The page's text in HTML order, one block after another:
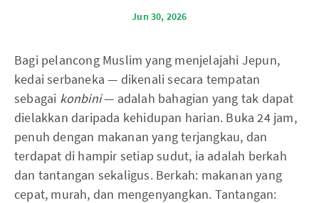
Jun 30, 2026
Bagi pelancong Muslim yang menjelajahi Jepun,
kedai serbaneka — dikenali secara tempatan
sebagai konbini— adalah bahagian yang tak dapat
dielakkan daripada kehidupan harian. Buka 24 jam,
penuh dengan makanan yang terjangkau, dan
terdapat di hampir setiap sudut, ia adalah berkah
dan tantangan sekaligus. Berkah: makanan yang
cepat, murah, dan mengenyangkan. Tantangan: